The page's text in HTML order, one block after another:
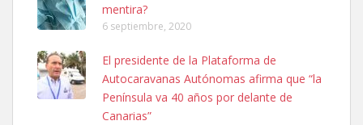
Ninfa perdida
El día 5 se los perdió una ninfa papillera, asustada tiene miedo a la
calle, se perdió por la zon...
Leales.org » Gran Canaria
6.7.2025
mentira?
6 septiembre, 2020
El presidente de la Plataforma de
Autocaravanas Autónomas afirma que “la
Península va 40 años por delante de
Canarias”